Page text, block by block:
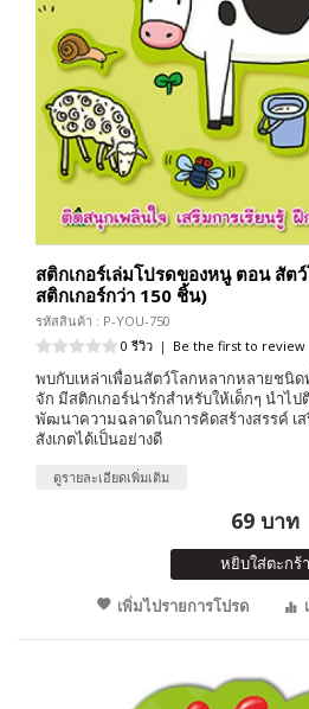
สติกเกอร์เล่มโปรดของหนู ตอน สัต
สติกเกอร์กว่า 150 ชิ้น)
รหัสสินค้า : P-YOU-750
0 รีวิว | Be the first to review
พบกับเหล่าเพื่อนสัตว์โลกหลากหลายชนิด
จัก มีสติกเกอร์น่ารักสำหรับให้เด็กๆ นำไ
พัฒนาความฉลาดในการคิดสร้างสรรค์ เ
สังเกตได้เป็นอย่างดี
ดูรายละเอียดเพิ่มเติม
69 บาท
หยิบใส่ตะกร้า
เพิ่มไปรายการโปรด